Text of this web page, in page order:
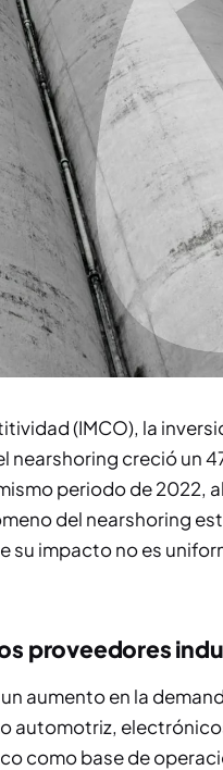
(IMCO), la
nearshoring creció un
periodo de 2022,
del nearshoring
su impacto no es
proveedores
aumento en la
automotriz,
como base de